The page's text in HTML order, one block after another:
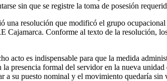
sin que se registre la toma de posesión
una resolución que modificó el grupo
Cajamarca. Conforme al texto de la resolución,
acto es indispensable para que la medida
presencia formal del servidor en la nueva
a su puesto nominal y el movimiento quedaría sin